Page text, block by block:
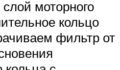
моторного
кольцо
фильтр от